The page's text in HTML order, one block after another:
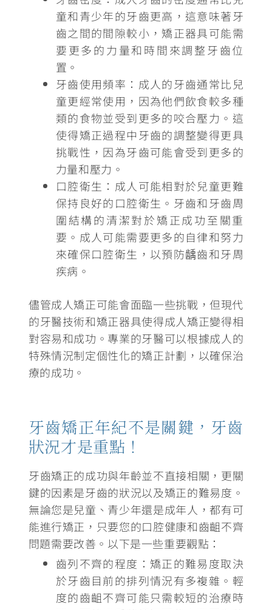
童和青少年的牙齒更高，這意味著牙
齒之間的間隙較小，矯正器具可能需
要更多的力量和時間來調整牙齒位
置。
牙齒使用頻率 ：成人的牙齒通常比兒
童更經常使用，因為他們飲食較多種
類的食物並受到更多的咬合壓力。這
使得矯正過程中牙齒的調整變得更具
挑戰性，因為牙齒可能會受到更多的
力量和壓力。
口腔衛生 ：成人可能相對於兒童更難
保持良好的口腔衛生。牙齒和牙齒周
圍結構的清潔對於矯正成功至關重
要。成人可能需要更多的自律和努力
來確保口腔衛生，以預防龋齒和牙周
疾病。
儘管成人矯正可能會面臨一些挑戰，但現代
的牙醫技術和矯正器具使得成人矯正變得相
對容易和成功。 專業的牙醫可以根據成人的
特殊情況制定個性化的矯正計劃，以確保治
療的成功。
牙齒矯正年紀不是關鍵，牙齒
狀況才是重點！
牙齒矯正的成功與年齡並不直接相關， 更關
鍵的因素是牙齒的狀況以及矯正的難易度 。
無論您是兒童、青少年還是成年人，都有可
能進行矯正，只要您的口腔健康和齒齟不齊
問題需要改善。以下是一些重要觀點：
齒列不齊的程度 ：矯正的難易度取決
於牙齒目前的排列情況有多複雜。輕
度的齒齟不齊可能只需較短的治療時